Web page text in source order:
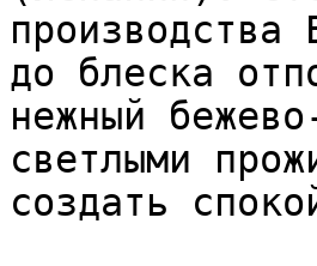
производства
до блеска
нежный
светлыми
создать